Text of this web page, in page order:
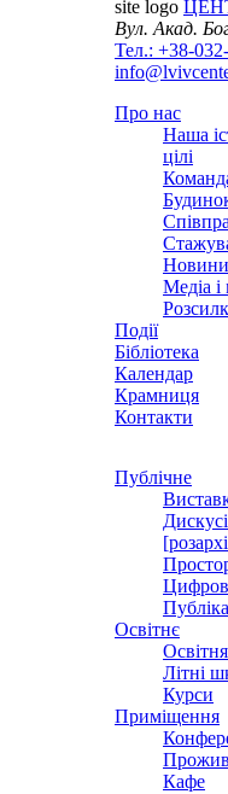
site logo
Вул. Акад.
Тел.: +38-
Про нас
Наша
цілі
Новини
Медіа і
Події
Бібліотека
Календар
Крамниця
Контакти
Публічне
Освітнє
Літні
Курси
Приміщення
Кафе